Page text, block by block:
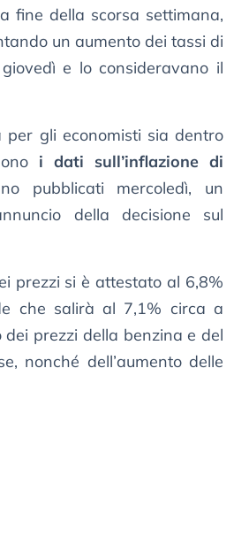
fine della scorsa settimana,
un aumento dei tassi di
e lo consideravano il
per gli economisti sia dentro
i dati sull’inflazione di
pubblicati mercoledì, un
della decisione sul
prezzi si è attestato al 6,8%
che salirà al 7,1% circa a
dei prezzi della benzina e del
nonché dell’aumento delle